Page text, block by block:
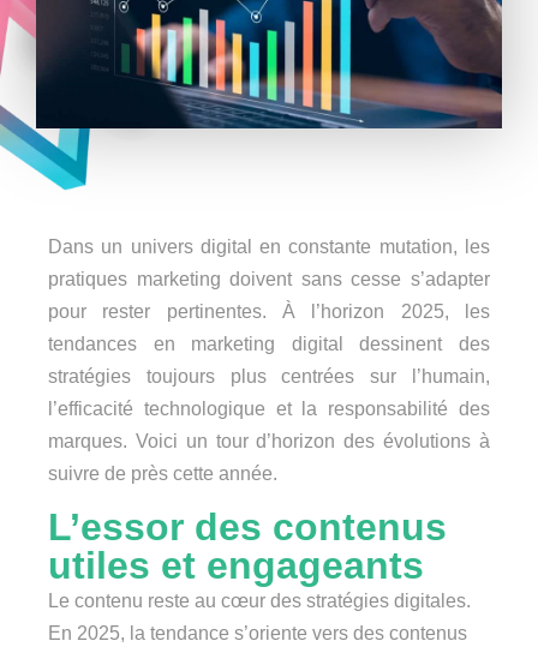
Dans un univers digital en constante mutation, les
pratiques marketing doivent sans cesse s’adapter
pour rester pertinentes. À l’horizon 2025, les
tendances en marketing digital dessinent des
stratégies toujours plus centrées sur l’humain,
l’efficacité technologique et la responsabilité des
marques. Voici un tour d’horizon des évolutions à
suivre de près cette année.
L’essor des contenus
utiles et engageants
Le contenu reste au cœur des stratégies digitales.
En 2025, la tendance s’oriente vers des contenus